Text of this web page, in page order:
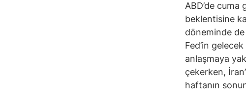
ABD’de
beklentisine
döneminde de
Fed’in
anlaşmaya
çekerken,
haftanın